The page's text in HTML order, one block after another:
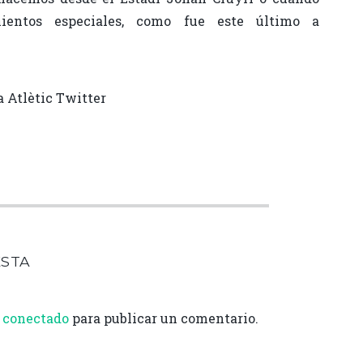
especiales, como fue este último a
Atlètic Twitter
conectadopara publicar un comentario.